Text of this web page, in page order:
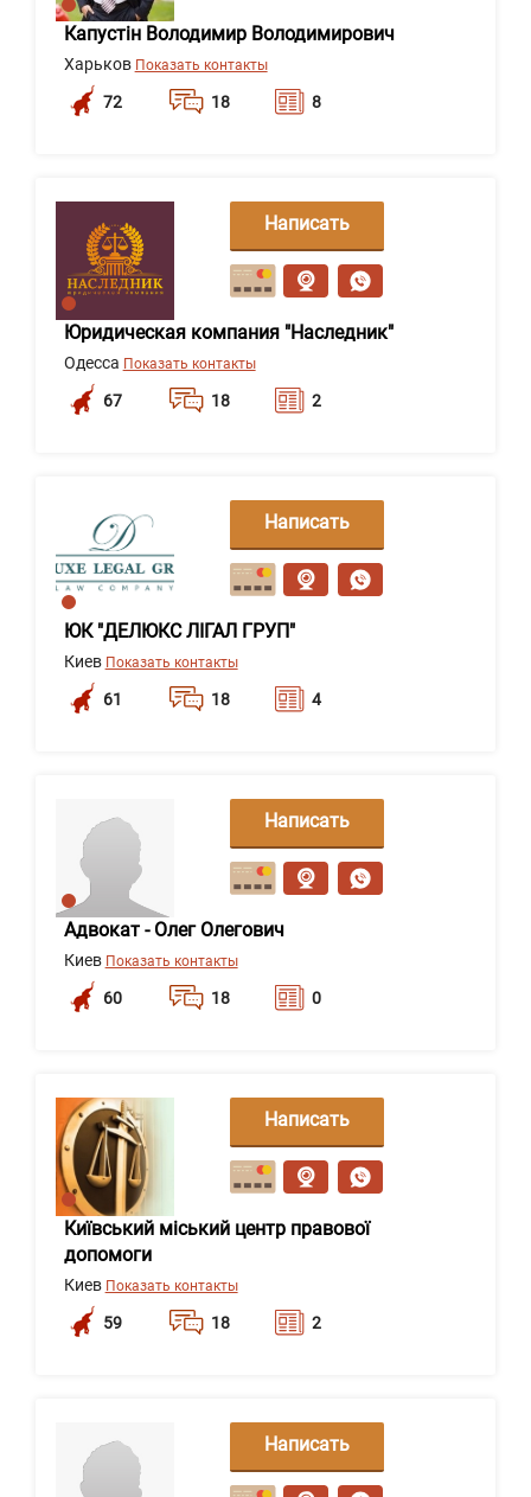
Капустін Володимир Володимирович
Харьков Показать контакты
72 18 8
Юридическая компания "Наследник"
Одесса Показать контакты
67 18 2
Написать
сообщение
ЮК "ДЕЛЮКС ЛІГАЛ ГРУП"
Киев Показать контакты
61 18 4
Написать
сообщение
Адвокат - Олег Олегович
Киев Показать контакты
60 18 0
Написать
сообщение
Київський міський центр правової
допомоги
Киев Показать контакты
59 18 2
Написать
сообщение
Написать
сообщение